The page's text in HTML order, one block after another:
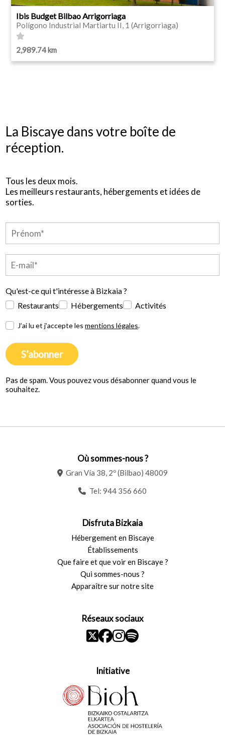
Ibis Budget Bilbao Arrigorriaga
Polígono Industrial Martiartu II, 1 (Arrigorriaga)
2,989.74 km
La Biscaye dans votre boîte de
réception.
Tous les deux mois.
Les meilleurs restaurants, hébergements et idées de
sorties.
Qu'est-ce qui t'intéresse à Bizkaia ?
Restaurants
Hébergements Activités
J’ai lu et j’accepte lesmentions légales.
S’abonner
Pas de spam. Vous pouvez vous désabonner quand vous le
souhaitez.
Où sommes-nous ?
Gran Vía 38, 2º (Bilbao) 48009
Tel: 944 356 660
Disfruta Bizkaia
Hébergement en Biscaye
Établissements
Que faire et que voir en Biscaye ?
Qui sommes-nous ?
Apparaître sur notre site
Réseaux sociaux
Initiative